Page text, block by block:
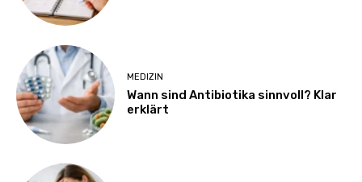
MEDIZIN
Wann sind Antibiotika sinnvoll? Klar
erklärt